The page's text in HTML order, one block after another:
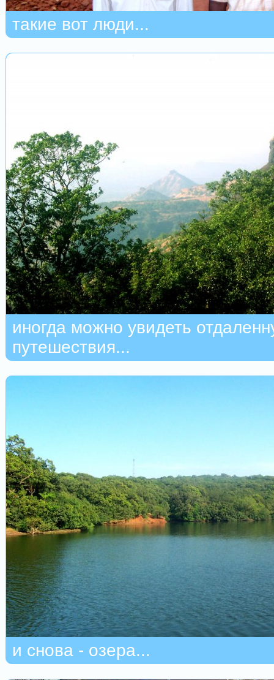
такие вот люди...
иногда можно увидеть
путешествия...
и снова - озера...